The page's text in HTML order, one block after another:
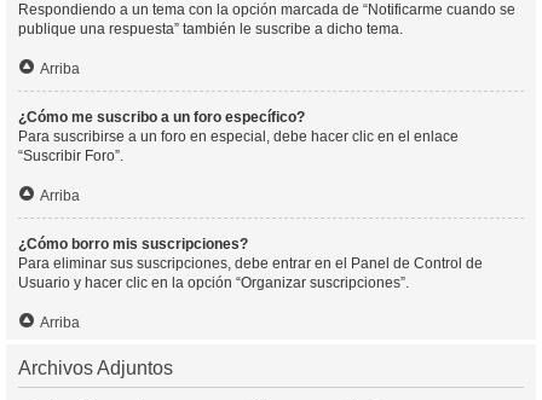
Respondiendo a un tema con la opción marcada de “Notificarme cuando se
publique una respuesta” también le suscribe a dicho tema.
Arriba
¿Cómo me suscribo a un foro específico?
Para suscribirse a un foro en especial, debe hacer clic en el enlace
“Suscribir Foro”.
Arriba
¿Cómo borro mis suscripciones?
Para eliminar sus suscripciones, debe entrar en el Panel de Control de
Usuario y hacer clic en la opción “Organizar suscripciones”.
Arriba
Archivos Adjuntos